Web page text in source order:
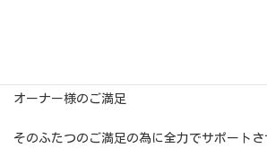
オーナー様のご満足
そのふたつのご満足の為に全力でサポートさ